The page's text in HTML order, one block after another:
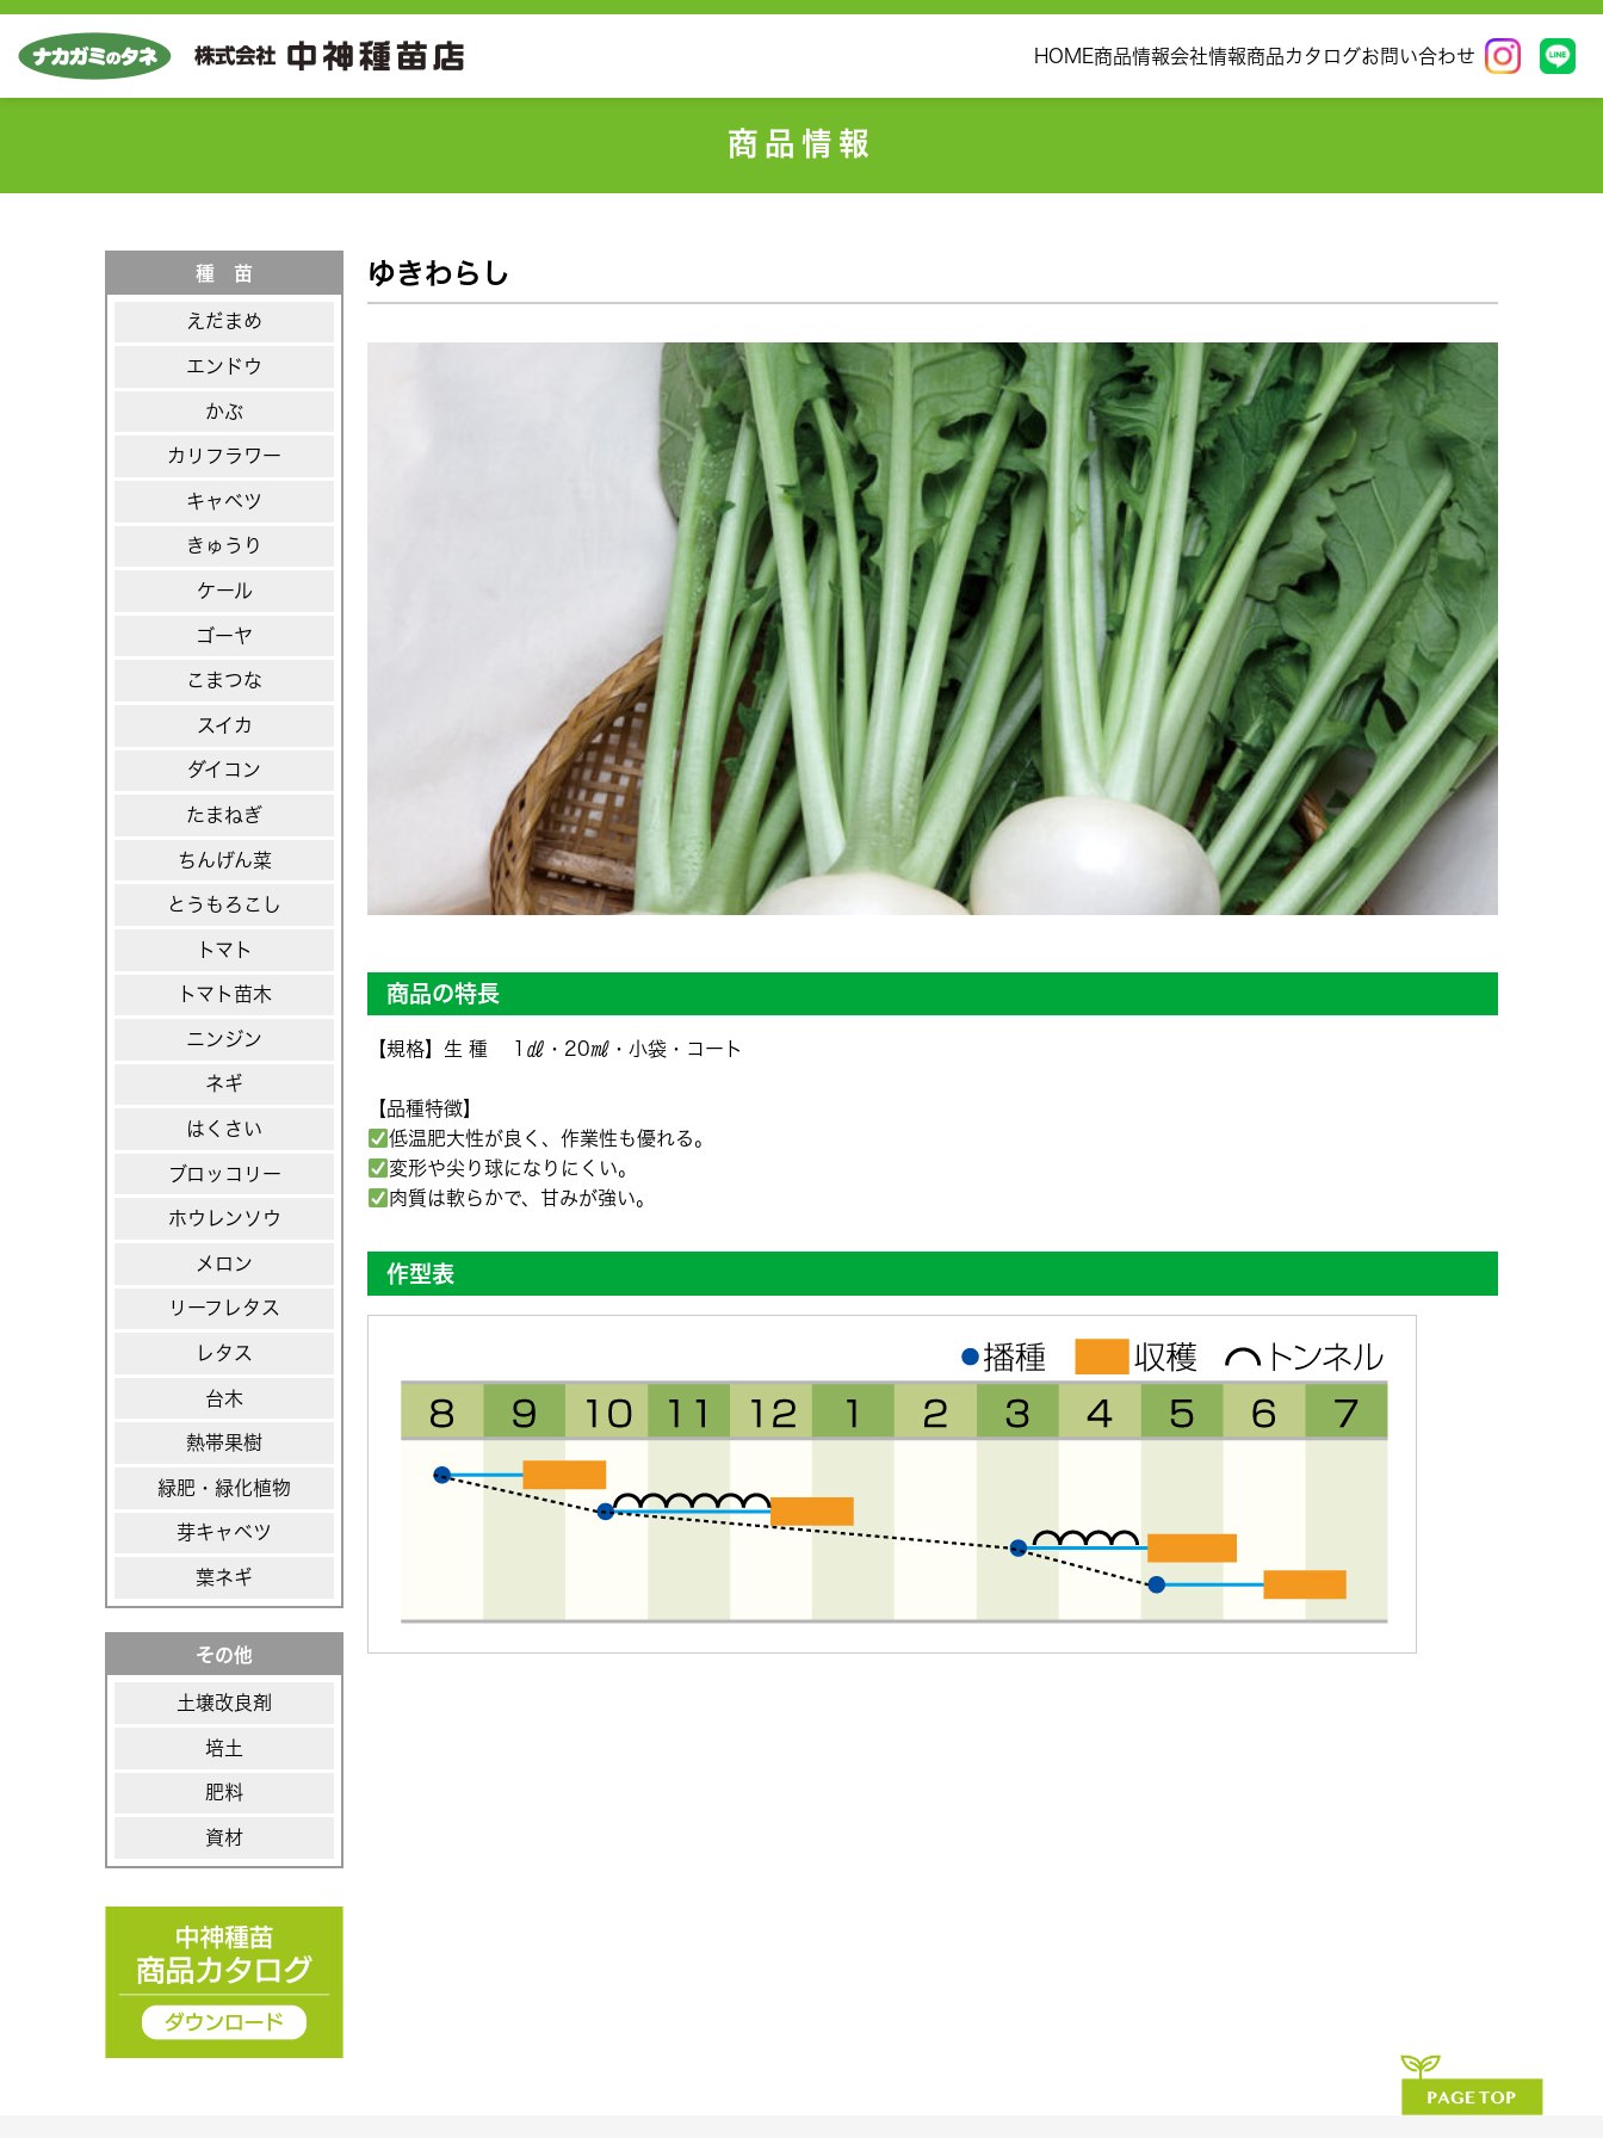
HOME商品情報会社情報商品カタログお問い合わせ
商品情報
種 苗
えだまめ
エンドウ
かぶ
カリフラワー
キャベツ
きゅうり
ケール
ゴーヤ
こまつな
スイカ
ダイコン
たまねぎ
ちんげん菜
とうもろこし
トマト
トマト苗木
ニンジン
ネギ
はくさい
ブロッコリー
ホウレンソウ
メロン
リーフレタス
レタス
台木
熱帯果樹
緑肥・緑化植物
芽キャベツ
葉ネギ
その他
土壌改良剤
培土
肥料
資材
ゆきわらし
商品の特長
【規格】生 種 1㎗・20㎖・小袋・コート
【品種特徴】
低温肥大性が良く、作業性も優れる。
変形や尖り球になりにくい。
肉質は軟らかで、甘みが強い。
作型表